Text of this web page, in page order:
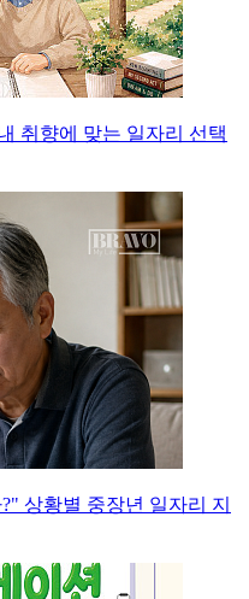
취향에 맞는 일자리 선택
상황별 중장년 일자리 지